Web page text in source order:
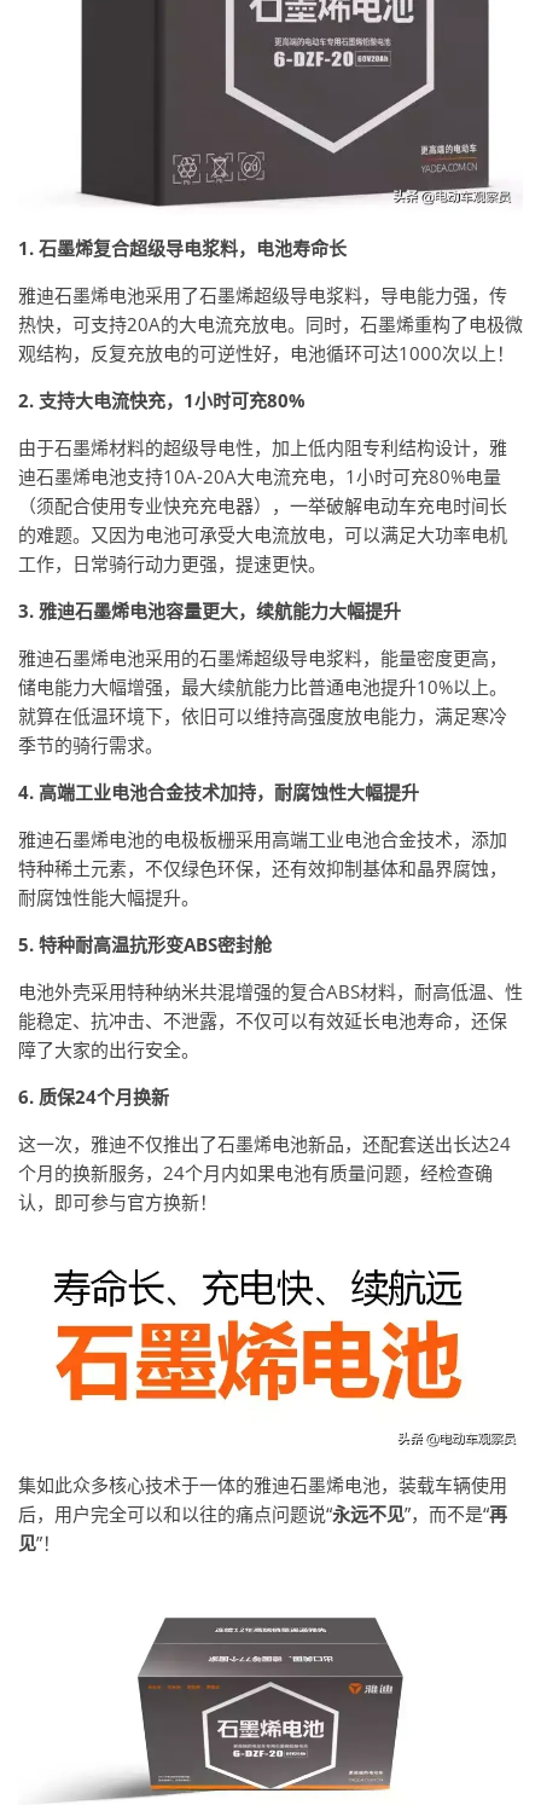
1. 石墨烯复合超级导电浆料，电池寿命长
雅迪石墨烯电池采用了石墨烯超级导电浆料，导电能力强，传
热快，可支持20A的大电流充放电。同时，石墨烯重构了电极微
观结构，反复充放电的可逆性好，电池循环可达1000次以上！
2. 支持大电流快充，1小时可充80%
由于石墨烯材料的超级导电性，加上低内阻专利结构设计，雅
迪石墨烯电池支持10A-20A大电流充电，1小时可充80%电量
（须配合使用专业快充充电器），一举破解电动车充电时间长
的难题。又因为电池可承受大电流放电，可以满足大功率电机
工作，日常骑行动力更强，提速更快。
3. 雅迪石墨烯电池容量更大，续航能力大幅提升
雅迪石墨烯电池采用的石墨烯超级导电浆料，能量密度更高，
储电能力大幅增强，最大续航能力比普通电池提升10%以上。
就算在低温环境下，依旧可以维持高强度放电能力，满足寒冷
季节的骑行需求。
4. 高端工业电池合金技术加持，耐腐蚀性大幅提升
雅迪石墨烯电池的电极板栅采用高端工业电池合金技术，添加
特种稀土元素，不仅绿色环保，还有效抑制基体和晶界腐蚀，
耐腐蚀性能大幅提升。
5. 特种耐高温抗形变ABS密封舱
电池外壳采用特种纳米共混增强的复合ABS材料，耐高低温、性
能稳定、抗冲击、不泄露，不仅可以有效延长电池寿命，还保
障了大家的出行安全。
6. 质保24个月换新
这一次，雅迪不仅推出了石墨烯电池新品，还配套送出长达24
个月的换新服务，24个月内如果电池有质量问题，经检查确
认，即可参与官方换新！
集如此众多核心技术于一体的雅迪石墨烯电池，装载车辆使用
后，用户完全可以和以往的痛点问题说“永远不见”，而不是“再
见”！